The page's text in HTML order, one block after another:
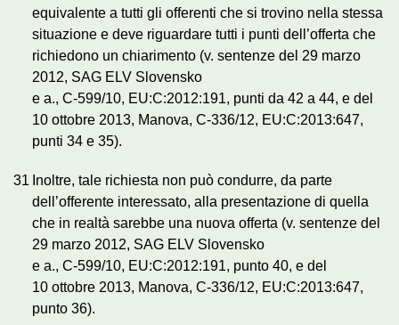
equivalente a tutti gli offerenti che si trovino nella stessa
situazione e deve riguardare tutti i punti dell’offerta che
richiedono un chiarimento (v. sentenze del 29 marzo
2012, SAG ELV Slovensko
e a., C‑599/10, EU:C:2012:191, punti da 42 a 44, e del
10 ottobre 2013, Manova, C‑336/12, EU:C:2013:647,
punti 34 e 35).
31 Inoltre, tale richiesta non può condurre, da parte
dell’offerente interessato, alla presentazione di quella
che in realtà sarebbe una nuova offerta (v. sentenze del
29 marzo 2012, SAG ELV Slovensko
e a., C‑599/10, EU:C:2012:191, punto 40, e del
10 ottobre 2013, Manova, C‑336/12, EU:C:2013:647,
punto 36).